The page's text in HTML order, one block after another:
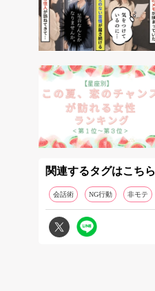
関連するタグはこちら
会話術 NG行動 非モテ